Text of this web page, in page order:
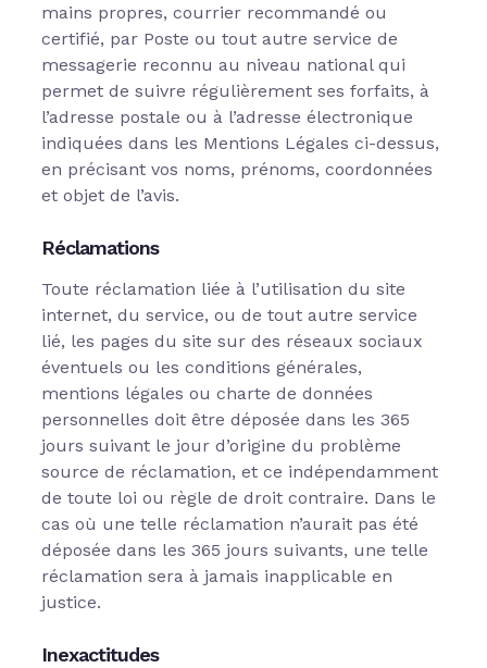
mains propres, courrier recommandé ou
certifié, par Poste ou tout autre service de
messagerie reconnu au niveau national qui
permet de suivre régulièrement ses forfaits, à
l’adresse postale ou à l’adresse électronique
indiquées dans les Mentions Légales ci-dessus,
en précisant vos noms, prénoms, coordonnées
et objet de l’avis.
Réclamations
Toute réclamation liée à l’utilisation du site
internet, du service, ou de tout autre service
lié, les pages du site sur des réseaux sociaux
éventuels ou les conditions générales,
mentions légales ou charte de données
personnelles doit être déposée dans les 365
jours suivant le jour d’origine du problème
source de réclamation, et ce indépendamment
de toute loi ou règle de droit contraire. Dans le
cas où une telle réclamation n’aurait pas été
déposée dans les 365 jours suivants, une telle
réclamation sera à jamais inapplicable en
justice.
Inexactitudes